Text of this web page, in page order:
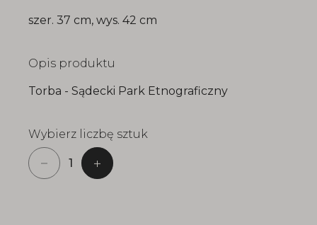
szer. 37 cm, wys. 42 cm
Opis produktu
Torba - Sądecki Park Etnograficzny
więcej
Wybierz liczbę sztuk